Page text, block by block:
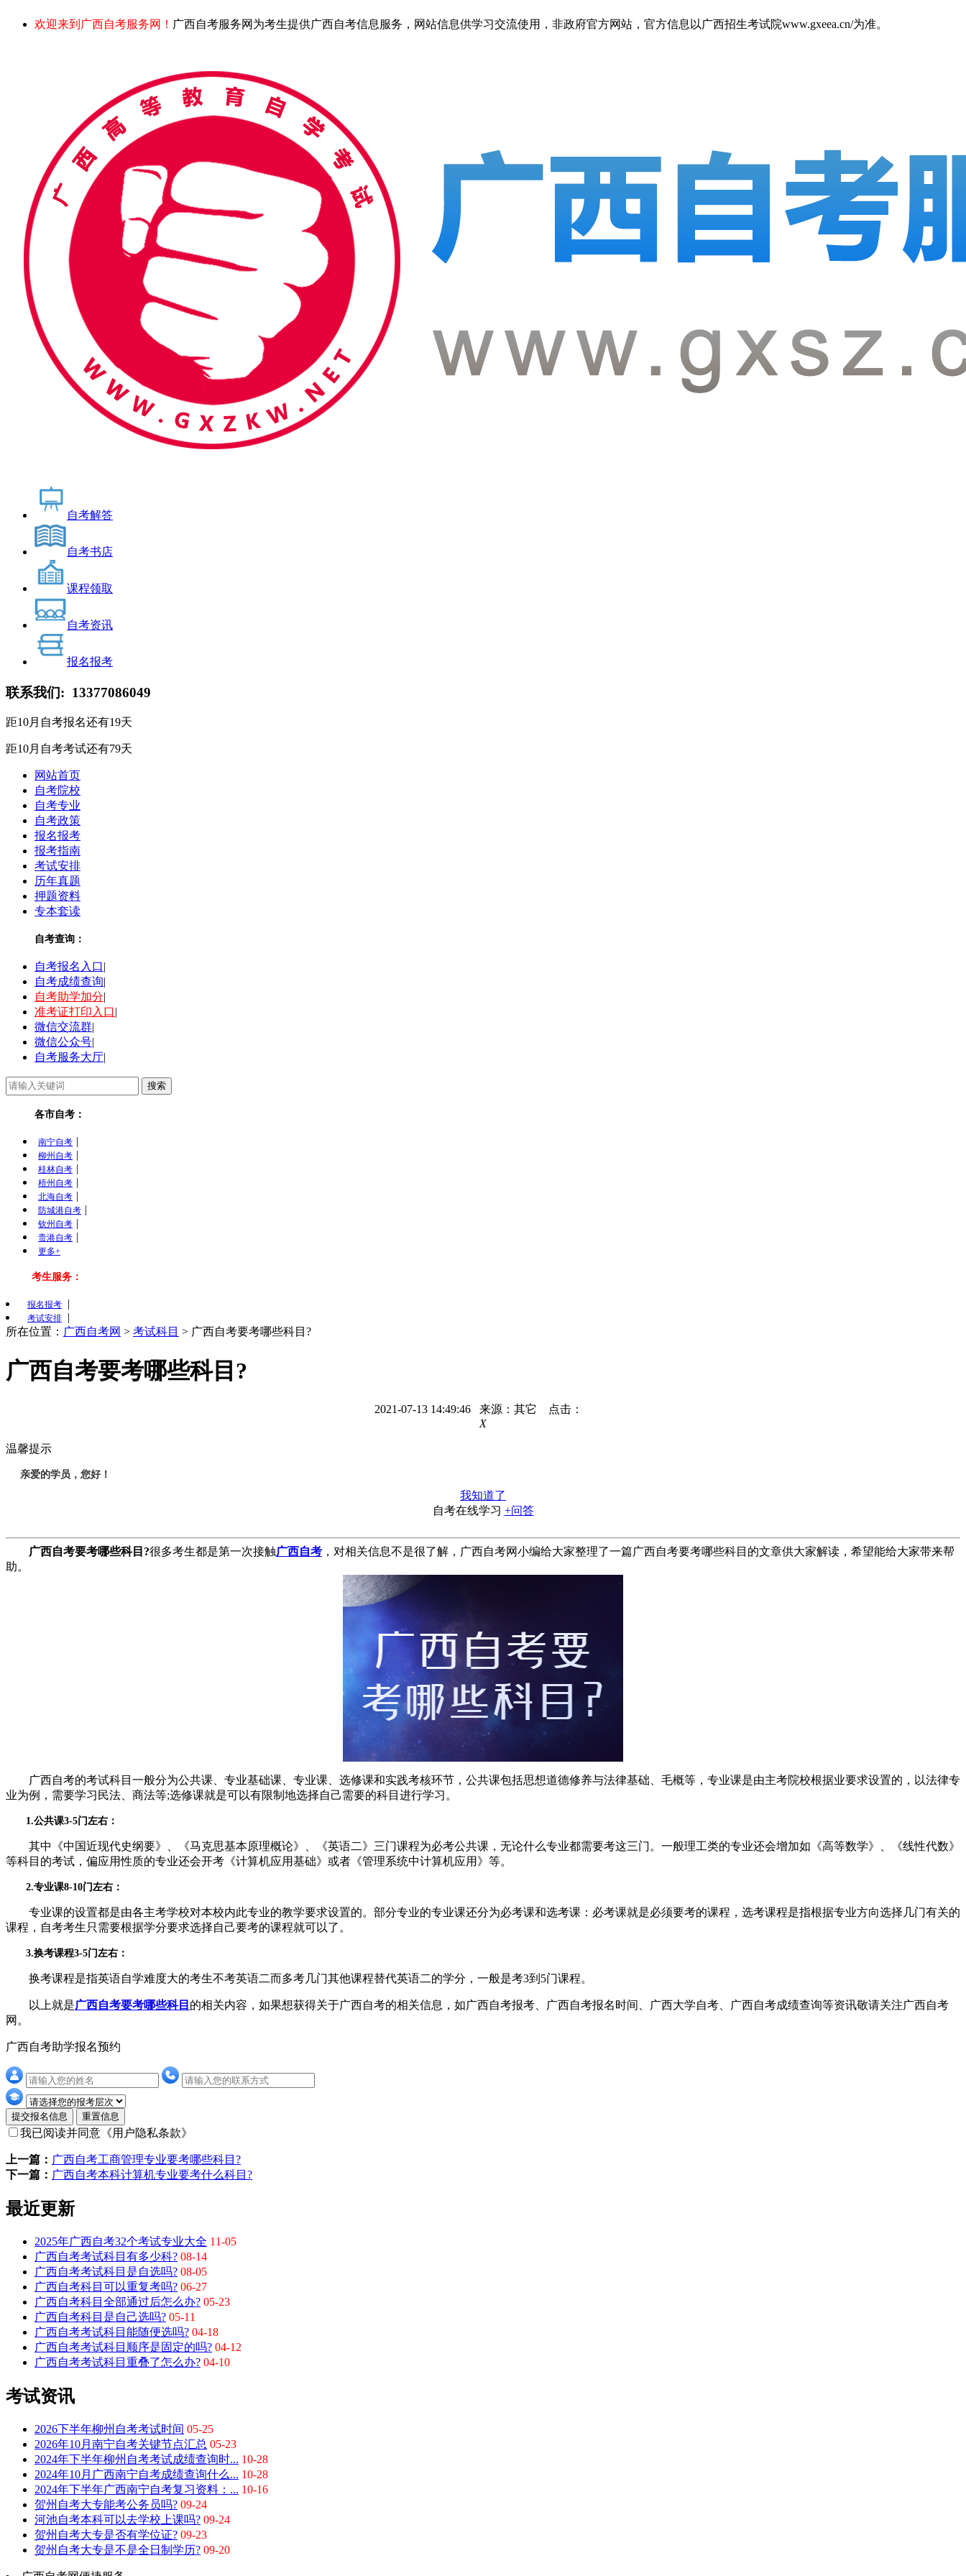
欢迎来到广西自考服务网！ 广西自考服务网为考生提供广西自考信息服务，网站信息供学习交流使用，非政府官方网站，官方信息以广西招生考试院www.gxeea.cn/为准。
自考解答
自考书店
课程领取
自考资讯
报名报考
联系我们: 13377086049
距10月自考报名还有19天
距10月自考考试还有79天
网站首页
自考院校
自考专业
自考政策
报名报考
报考指南
考试安排
历年真题
押题资料
专本套读
自考查询：
自考报名入口|
自考成绩查询|
自考助学加分|
准考证打印入口|
微信交流群|
微信公众号|
自考服务大厅|
各市自考：
南宁自考 |
柳州自考 |
桂林自考 |
梧州自考 |
北海自考 |
防城港自考 |
钦州自考 |
贵港自考 |
更多+
考生服务：
报名报考 |
考试安排
|
所在位置： 广西自考网 > 考试科目 > 广西自考要考哪些科目?
广西自考要考哪些科目?
2021-07-13 14:49:46 来源：其它 点击：
X
温馨提示
亲爱的学员，您好！
我知道了
自考在线学习 +问答
广西自考要考哪些科目?很多考生都是第一次接触广西自考 ，对相关信息不是很了解，广西自考网小编给大家整理了一篇广西自考要考哪些科目的文章供大家解读，希望能给大家带来帮
助。
广西自考的考试科目一般分为公共课、专业基础课、专业课、选修课和实践考核环节，公共课包括思想道德修养与法律基础、毛概等，专业课是由主考院校根据业要求设置的，以法律专
业为例，需要学习民法、商法等;选修课就是可以有限制地选择自己需要的科目进行学习。
1.公共课3-5门左右：
其中《中国近现代史纲要》、《马克思基本原理概论》、《英语二》三门课程为必考公共课，无论什么专业都需要考这三门。一般理工类的专业还会增加如《高等数学》、《线性代数》
等科目的考试，偏应用性质的专业还会开考《计算机应用基础》或者《管理系统中计算机应用》等。
2.专业课8-10门左右：
专业课的设置都是由各主考学校对本校内此专业的教学要求设置的。部分专业的专业课还分为必考课和选考课：必考课就是必须要考的课程，选考课程是指根据专业方向选择几门有关的
课程，自考考生只需要根据学分要求选择自己要考的课程就可以了。
3.换考课程3-5门左右：
换考课程是指英语自学难度大的考生不考英语二而多考几门其他课程替代英语二的学分，一般是考3到5门课程。
以上就是广西自考要考哪些科目 的相关内容，如果想获得关于广西自考的相关信息，如广西自考报考、广西自考报名时间、广西大学自考、广西自考成绩查询等资讯敬请关注广西自考
网。
广西自考助学报名预约
提交报名信息 重置信息
我已阅读并同意 《用户隐私条款》
上一篇： 广西自考工商管理专业要考哪些科目?
下一篇： 广西自考本科计算机专业要考什么科目?
最近更新
2025年广西自考32个考试专业大全 11-05
广西自考考试科目有多少科? 08-14
广西自考考试科目是自选吗? 08-05
广西自考科目可以重复考吗? 06-27
广西自考科目全部通过后怎么办? 05-23
广西自考科目是自己选吗? 05-11
广西自考考试科目能随便选吗? 04-18
广西自考考试科目顺序是固定的吗? 04-12
广西自考考试科目重叠了怎么办? 04-10
考试资讯
2026下半年柳州自考考试时间 05-25
2026年10月南宁自考关键节点汇总 05-23
2024年下半年柳州自考考试成绩查询时... 10-28
2024年10月广西南宁自考成绩查询什么... 10-28
2024年下半年广西南宁自考复习资料：... 10-16
贺州自考大专能考公务员吗? 09-24
河池自考本科可以去学校上课吗? 09-24
贺州自考大专是否有学位证? 09-23
贺州自考大专是不是全日制学历? 09-20